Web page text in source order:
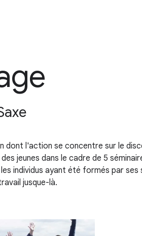
l'action se concentre sur le
jeunes dans le cadre de 5
individus ayant été formés par
jusque-là.